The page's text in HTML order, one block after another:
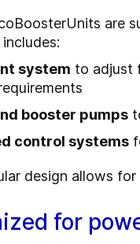
system to adjust
booster pumps
control systems
design allows
for